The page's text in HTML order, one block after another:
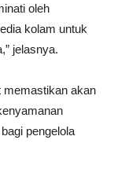
oleh
kolam untuk
jelasnya.
memastikan akan
pengelola